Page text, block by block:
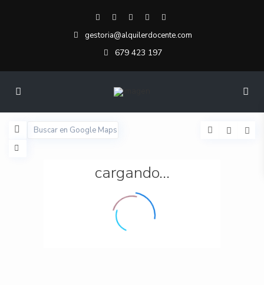
gestoria@alquilerdocente.com
679 423 197
cargando...